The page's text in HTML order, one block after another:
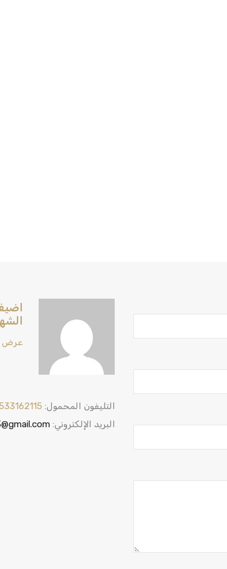
عرض
التليفون المحمول:
البريد الإلكتروني: